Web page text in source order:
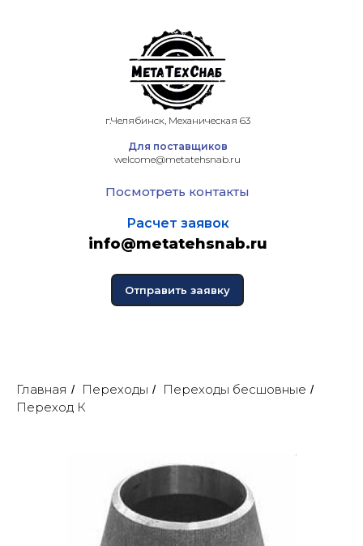
г.Челябинск, Механическая 63
Для поставщиков
welcome@metatehsnab.ru
Посмотреть контакты
Расчет заявок
info@metatehsnab.ru
Отправить заявку
Главная / Переходы / Переходы бесшовные /
Переход К